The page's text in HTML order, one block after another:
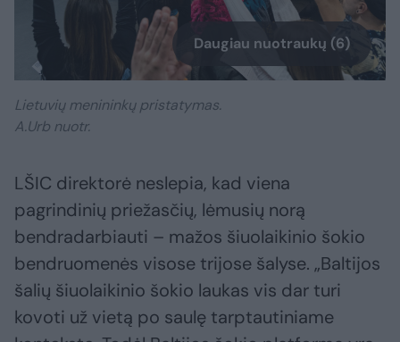
Daugiau nuotraukų (6)
Lietuvių menininkų pristatymas.
A.Urb nuotr.
LŠIC direktorė neslepia, kad viena
pagrindinių priežasčių, lėmusių norą
bendradarbiauti – mažos šiuolaikinio šokio
bendruomenės visose trijose šalyse. „Baltijos
šalių šiuolaikinio šokio laukas vis dar turi
kovoti už vietą po saulę tarptautiniame